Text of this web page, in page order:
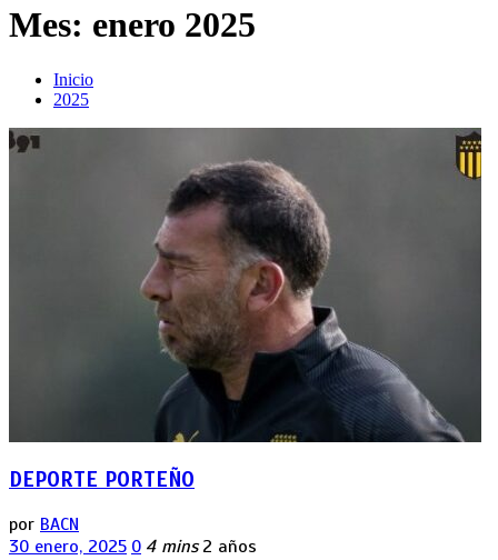
Mes: enero 2025
Inicio
2025
DEPORTE PORTEÑO
por BACN
30 enero, 2025 0 4 mins 2 años